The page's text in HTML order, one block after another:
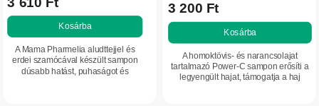
Kosárba
A Mama Pharmelia aludttejjel és
erdei szamócával készült sampon
dúsabb hatást, puhaságot és
3 200 Ft
Kosárba
A homoktövis- és narancsolajat
tartalmazó Power-C sampon erősíti a
legyengült hajat, támogatja a haj